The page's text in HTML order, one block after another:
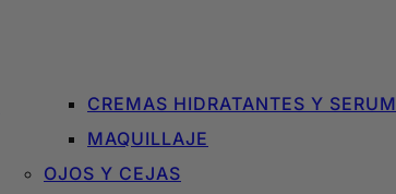
CREMAS HIDRATANTES Y SERUM
MAQUILLAJE
OJOS Y CEJAS